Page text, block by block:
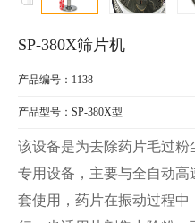
SP-380X筛片机
产品编号：1138
产品型号：SP-380X型
该设备是为去除药片毛过
专用设备，主要与全自动
套使用，药片在振动过程